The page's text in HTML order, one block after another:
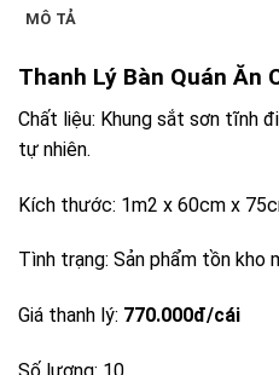
MÔ TẢ
Thanh Lý Bàn Quán Ăn
Chất liệu: Khung sắt sơn tĩnh
tự nhiên.
Kích thước: 1m2 x 60cm x
Tình trạng: Sản phẩm tồn kho
Giá thanh lý: 770.000đ/cái